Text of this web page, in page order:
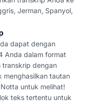
Jerman, Spanyol,
dapat dengan
Anda dalam format
transkrip dengan
menghasilkan tautan
untuk melihat!
teks tertentu untuk